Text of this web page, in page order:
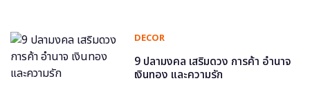
DECOR
9 ปลามงคล เสริมดวง การค้า อำนาจ
เงินทอง และความรัก